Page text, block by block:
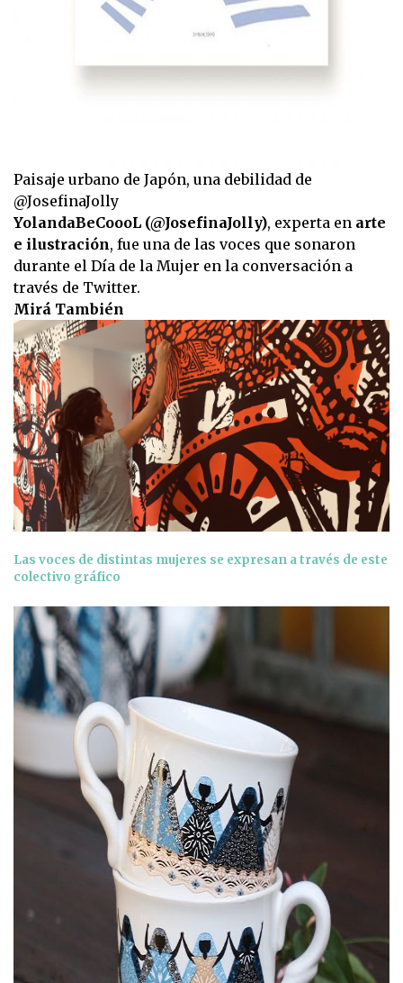
Paisaje urbano de Japón, una debilidad de
@JosefinaJolly
YolandaBeCoooL (@JosefinaJolly), experta en arte
e ilustración, fue una de las voces que sonaron
durante el Día de la Mujer en la conversación a
través de Twitter.
Mirá También
Las voces de distintas mujeres se expresan a través de este
colectivo gráfico